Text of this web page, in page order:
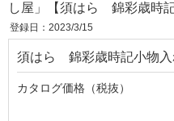
し屋」【須はら 錦彩歳時記
登録日：2023/3/15
須はら 錦彩歳時記小物入
カタログ価格（税抜）